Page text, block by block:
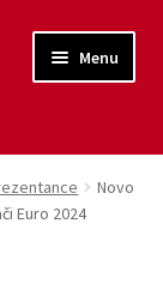
Menu
Novo
Euro 2024